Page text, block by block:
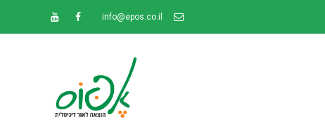
info@epos.co.il